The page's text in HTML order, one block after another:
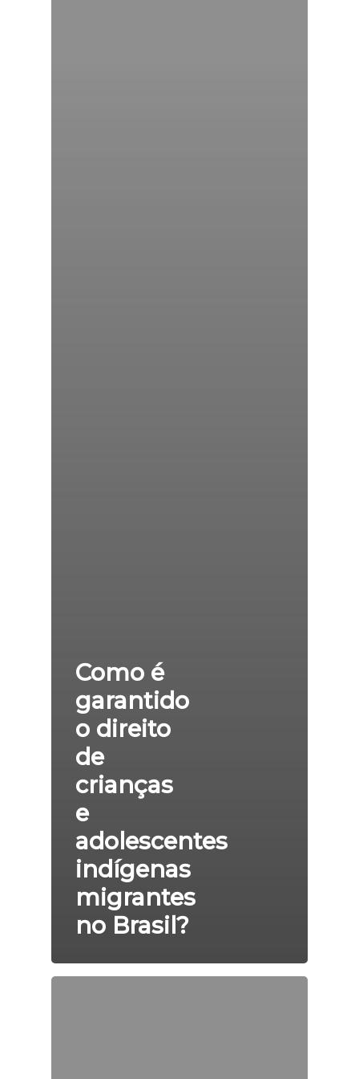
Como é
garantido
o direito
de
crianças
e
adolescentes
indígenas
migrantes
no Brasil?